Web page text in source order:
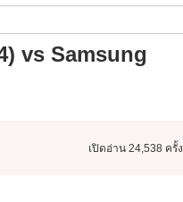
vs Samsung
เปิดอ่าน 24,538 ครั้ง